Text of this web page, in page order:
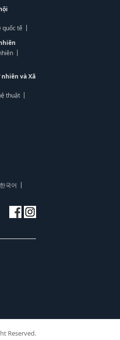
quốc tế
và Xã
thuật
한국어
Reserved.